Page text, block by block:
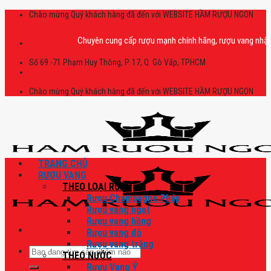
Skip
Chào mừng Quý khách hàng đã đến với WEBSITE HẦM RƯỢU NGON
Chuyên cung cấp rượu mạnh chính hãng, rượu vang nhập
Số 69 -71 Phạm Huy Thông, P. 17, Q. Gò Vấp, TPHCM
Chào mừng Quý khách hàng đã đến với WEBSITE HẦM RƯỢU NGON
Tìm
kiếm:
TRANG CHỦ
RƯỢU VANG
THEO LOẠI RƯỢU
Rượu Champagne Pháp
Rượu vang ngọt
Rượu vang hồng
Rượu vang đỏ
Rượu vang trắng
THEO NƯỚC
Rượu Vang Ý